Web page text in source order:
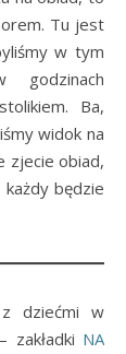
Tu jest
w tym
Ba,
widok na
zjecie obiad,
będzie
dziećmi w
zakładki NA